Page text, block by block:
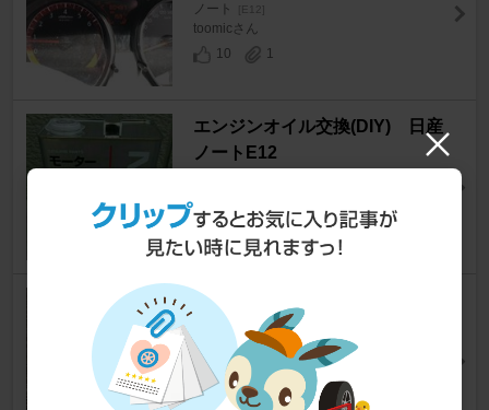
ノート [E12]
toomicさん
10
1
エンジンオイル交換(DIY) 日産
ノートE12
FM17205さん
28
7
EGオイル交換
ノート [E12]
otonokoroさん
13
0